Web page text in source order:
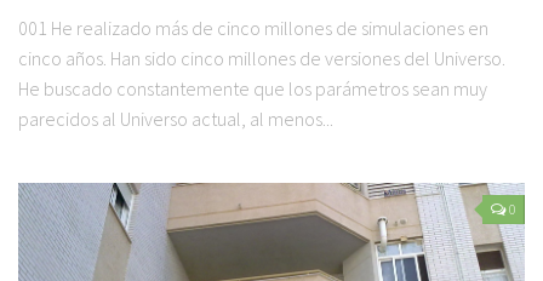
001 He realizado más de cinco millones de simulaciones en
cinco años. Han sido cinco millones de versiones del Universo.
He buscado constantemente que los parámetros sean muy
parecidos al Universo actual, al menos...
0